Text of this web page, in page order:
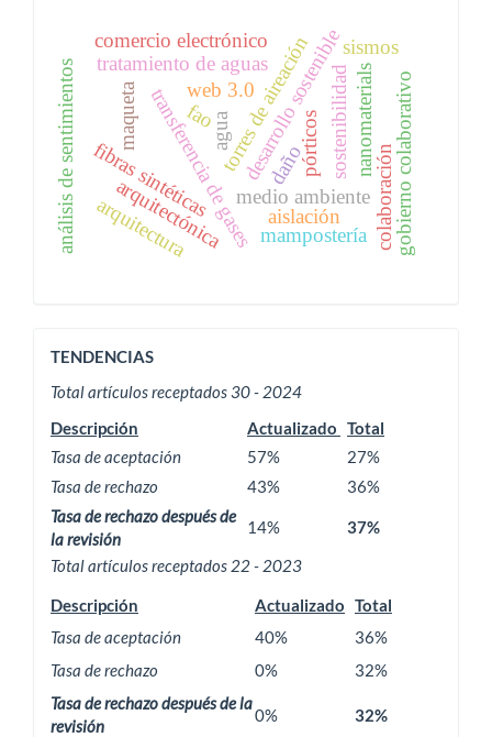
desarrollo sostenible
medio ambiente
sostenibilidad
transferencia de gasestorres de aireación
tratamiento de aguas
fibras sintéticas
comercio electrónico
colaboración
web 3.0
análisis de sentimientos gobierno colaborativo
maqueta
arquitectónica
arquitectura
nanomaterials
aislación
mampostería
pórticos
sismos
daño
faoagua
ACTIVIDAD
EDITORIAL
TENDENCIAS
Total artículos receptados 30 - 2024
Descripción
Actualizado Total
Tasa de aceptación
57%
27%
Tasa de rechazo
43%
36%
Tasa de rechazo después de
la revisión
14%
37%
Total artículos receptados 22 - 2023
Descripción
Actualizado Total
Tasa de aceptación
40%
36%
Tasa de rechazo
0%
32%
Tasa de rechazo después de la
revisión
0%
32%